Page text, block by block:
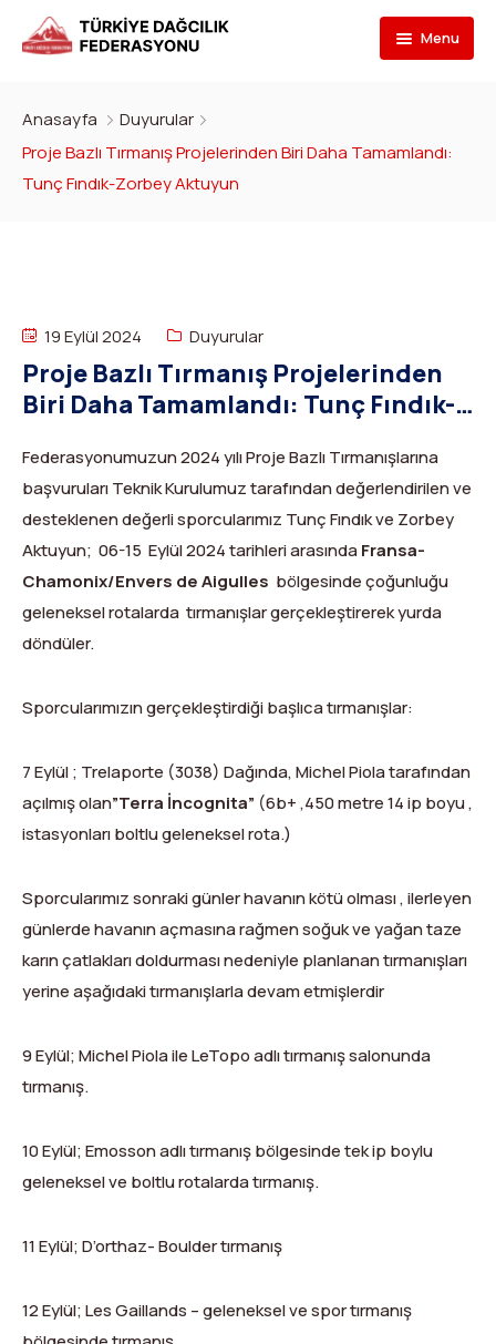
Menu
İletişim
Tarihçe
Yönetim Kurulu
İdari Personel
İl Temsilcileri
Dağ Evi
Kurullar
Federasyon Logosu
Branşlar
Dağcılık
Dağ Kayağı
Buz Tırmanışı
Kanyoning
Yüksek Dağ Koşusu
Kulüpler
Kulüp Eğitim Başvuruları ve Uygulama Adımları
Formlar
İlanlar
Türkiye ‘nin Dağları
Tırmanış Raporları
Anti-Doping
Mevzuat
Yayınlar
Rotalar
Arşivler
Görevli Başvurusu
TDF Yayın/Kitap Başvurusu
Kimlik Başvurusu
DYS Şifre
DYS İlk Giriş ve Şifre (Kulüp)
DYS İlk Giriş ve Şifre (Sporcu, Antrenör, Hakem vb.)
DYS Şifre Başvuru Formu (Sadece Kulüp Yetkilileri)
Turkish ▼
Anasayfa
Duyurular
Proje Bazlı Tırmanış Projelerinden Biri Daha Tamamlandı:
Tunç Fındık-Zorbey Aktuyun
19 Eylül 2024 Duyurular
Proje Bazlı Tırmanış Projelerinden
Biri Daha Tamamlandı: Tunç Fındık-
Federasyonumuzun 2024 yılı Proje Bazlı Tırmanışlarına
başvuruları Teknik Kurulumuz tarafından değerlendirilen ve
desteklenen değerli sporcularımız Tunç Fındık ve Zorbey
Aktuyun; 06-15 Eylül 2024 tarihleri arasındaFransa-
Chamonix/Envers de Aigulles bölgesinde çoğunluğu
geleneksel rotalarda tırmanışlar gerçekleştirerek yurda
döndüler.
Sporcularımızın gerçekleştirdiği başlıca tırmanışlar:
7 Eylül ; Trelaporte (3038) Dağında, Michel Piola tarafından
açılmış olan”Terra İncognita” (6b+ ,450 metre 14 ip boyu ,
istasyonları boltlu geleneksel rota.)
Sporcularımız sonraki günler havanın kötü olması , ilerleyen
günlerde havanın açmasına rağmen soğuk ve yağan taze
karın çatlakları doldurması nedeniyle planlanan tırmanışları
yerine aşağıdaki tırmanışlarla devam etmişlerdir
9 Eylül; Michel Piola ile LeTopo adlı tırmanış salonunda
tırmanış.
10 Eylül; Emosson adlı tırmanış bölgesinde tek ip boylu
geleneksel ve boltlu rotalarda tırmanış.
11 Eylül; D’orthaz- Boulder tırmanış
12 Eylül; Les Gaillands – geleneksel ve spor tırmanış